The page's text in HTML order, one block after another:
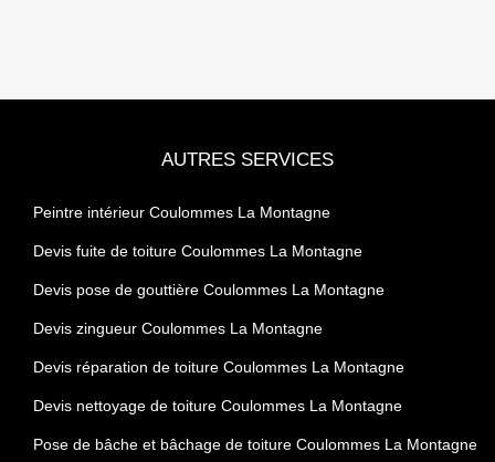
AUTRES SERVICES
Peintre intérieur Coulommes La Montagne
Devis fuite de toiture Coulommes La Montagne
Devis pose de gouttière Coulommes La Montagne
Devis zingueur Coulommes La Montagne
Devis réparation de toiture Coulommes La Montagne
Devis nettoyage de toiture Coulommes La Montagne
Pose de bâche et bâchage de toiture Coulommes La Montagne